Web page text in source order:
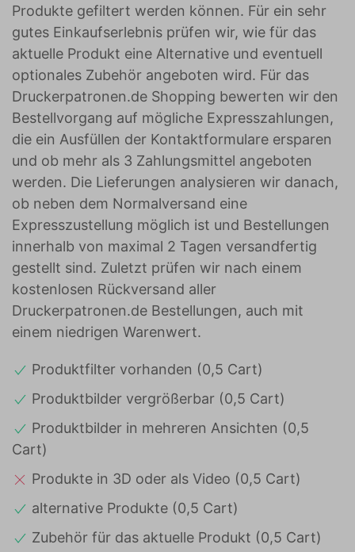
Produkte gefiltert werden können. Für ein sehr
gutes Einkaufserlebnis prüfen wir, wie für das
aktuelle Produkt eine Alternative und eventuell
optionales Zubehör angeboten wird. Für das
Druckerpatronen.de Shopping bewerten wir den
Bestellvorgang auf mögliche Expresszahlungen,
die ein Ausfüllen der Kontaktformulare ersparen
und ob mehr als 3 Zahlungsmittel angeboten
werden. Die Lieferungen analysieren wir danach,
ob neben dem Normalversand eine
Expresszustellung möglich ist und Bestellungen
innerhalb von maximal 2 Tagen versandfertig
gestellt sind. Zuletzt prüfen wir nach einem
kostenlosen Rückversand aller
Druckerpatronen.de Bestellungen, auch mit
einem niedrigen Warenwert.
Produktfilter vorhanden (0,5 Cart)
Produktbilder vergrößerbar (0,5 Cart)
Produktbilder in mehreren Ansichten (0,5
Cart)
Produkte in 3D oder als Video (0,5 Cart)
alternative Produkte (0,5 Cart)
Zubehör für das aktuelle Produkt (0,5 Cart)